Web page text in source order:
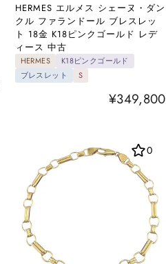
HERMES エルメス シェーヌ・ダン
クル ファランドール ブレスレッ
ト 18金 K18ピンクゴールド レデ
ィース 中古
HERMES
K18ピンクゴールド
ブレスレット
S
¥349,800
0